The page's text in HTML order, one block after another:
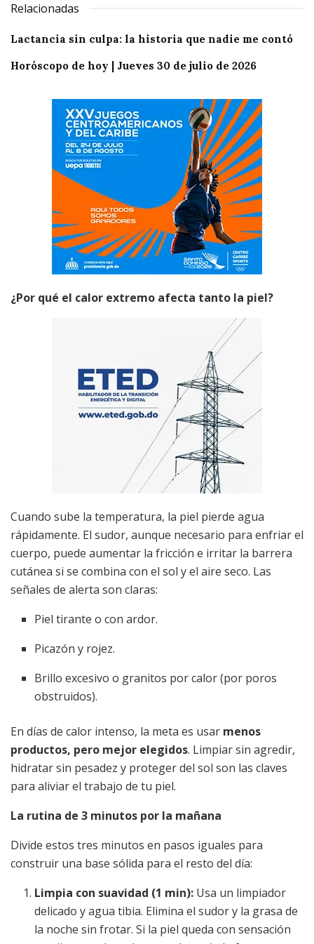
Relacionadas
Lactancia sin culpa: la historia que nadie me contó
Horóscopo de hoy | Jueves 30 de julio de 2026
¿Por qué el calor extremo afecta tanto la piel?
Cuando sube la temperatura, la piel pierde agua
rápidamente. El sudor, aunque necesario para enfriar el
cuerpo, puede aumentar la fricción e irritar la barrera
cutánea si se combina con el sol y el aire seco. Las
señales de alerta son claras:
Piel tirante o con ardor.
Picazón y rojez.
Brillo excesivo o granitos por calor (por poros
obstruidos).
En días de calor intenso, la meta es usar menos
productos, pero mejor elegidos. Limpiar sin agredir,
hidratar sin pesadez y proteger del sol son las claves
para aliviar el trabajo de tu piel.
La rutina de 3 minutos por la mañana
Divide estos tres minutos en pasos iguales para
construir una base sólida para el resto del día:
Limpia con suavidad (1 min): Usa un limpiador
delicado y agua tibia. Elimina el sudor y la grasa de
la noche sin frotar. Si la piel queda con sensación